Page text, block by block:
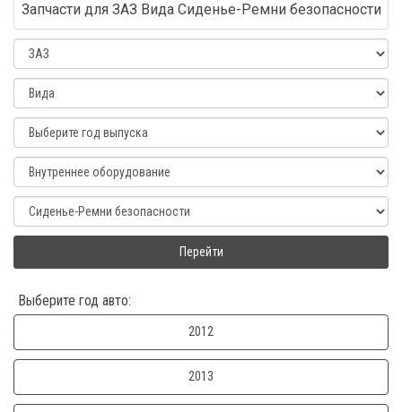
Запчасти для ЗАЗ Вида Сиденье-Ремни безопасности
Перейти
Выберите год авто:
2012
2013